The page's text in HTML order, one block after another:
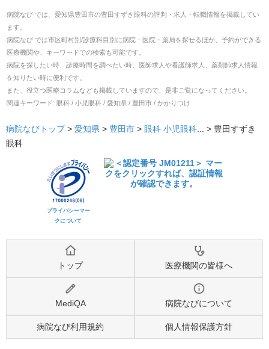
病院なび では、 愛知県豊田市の豊田すずき眼科の評判・求人・転職情報を掲載してい
ます。
病院なび では市区町村別/診療科目別に病院・医院・薬局を探せるほか、予約ができる
医療機関や、キーワードでの検索も可能です。
病院を探したい時、診療時間を調べたい時、医師求人や看護師求人、薬剤師求人情報
を知りたい時に便利です。
また、役立つ医療コラムなども掲載していますので、是非ご覧になってください。
関連キーワード: 眼科 / 小児眼科 / 愛知県 / 豊田市 / かかりつけ
病院なびトップ> 愛知県 > 豊田市 > 眼科 小児眼科 ... > 豊田すずき
眼科
プライバシーマー
クについて
トップ 医療機関の皆様へ
MediQA 病院なびについて
病院なび利用規約 個人情報保護方針